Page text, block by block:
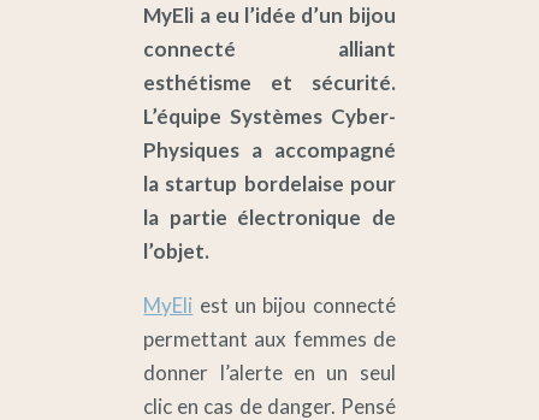
MyEli a eu l’idée d’un bijou
connecté alliant
esthétisme et sécurité.
L’équipe Systèmes Cyber-
Physiques a accompagné
la startup bordelaise pour
la partie électronique de
l’objet.
MyEli est un bijou connecté
permettant aux femmes de
donner l’alerte en un seul
clic en cas de danger. Pensé